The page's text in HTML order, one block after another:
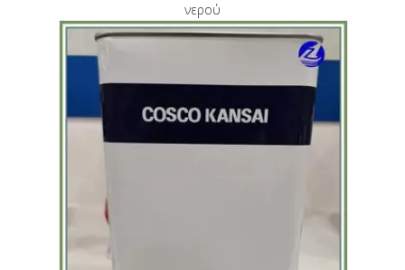
νερού